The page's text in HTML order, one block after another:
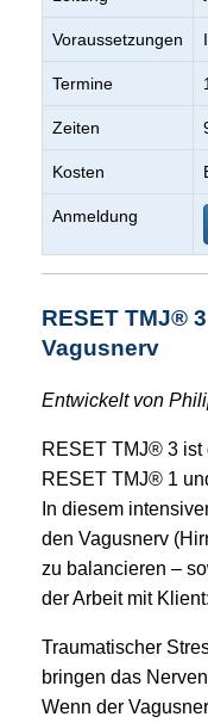
Voraussetzungen
Termine
Zeiten
Kosten
Anmeldung
RESET TMJ®
Vagusnerv
Entwickelt von
RESET TMJ® 3 ist
RESET TMJ® 1
In diesem
den Vagusnerv
zu balancieren –
der Arbeit mit
Traumatischer
bringen das
Wenn der